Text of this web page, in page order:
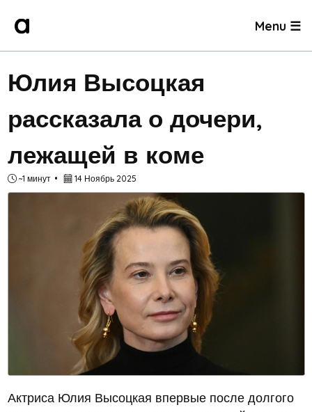
Menu ☰
Юлия Высоцкая
рассказала о дочери,
лежащей в коме
~1 минут 14 Ноябрь 2025
Актриса Юлия Высоцкая впервые после долгого